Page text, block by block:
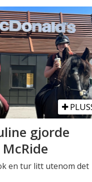
gjorde
en tur litt utenom det